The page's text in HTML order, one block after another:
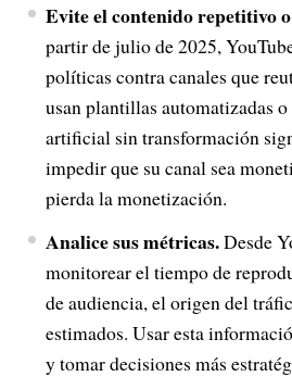
Evite el contenido repetitivo
partir de julio de 2025,
políticas contra canales que
usan plantillas automatizadas
artificial sin transformación
impedir que su canal sea
pierda la monetización.
Analice sus métricas.Desde
monitorear el tiempo de
de audiencia, el origen del
estimados. Usar esta
y tomar decisiones más